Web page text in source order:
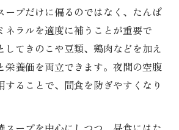
溶け込む医療痩身流脂肪燃焼法
で勧める脂肪燃焼レシピの時短ア
ープだけに偏るのではなく、たんぱ
ネラルを適度に補うことが重要で
してきのこや豆類、鶏肉などを加え
栄養価を両立できます。夜間の空腹
することで、間食を防ぎやすくなり